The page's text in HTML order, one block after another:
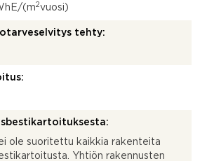
(m2vuosi)
tehty:
ei ole suoritettu kaikkia rakenteita
Yhtiön rakennusten